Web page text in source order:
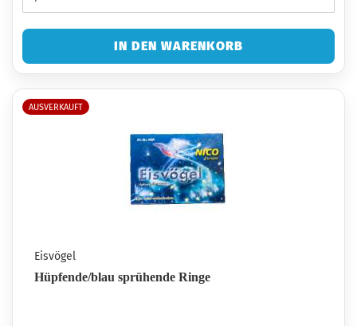
IN DEN WARENKORB
AUSVERKAUFT
Eisvögel
Hüpfende/blau sprühende Ringe